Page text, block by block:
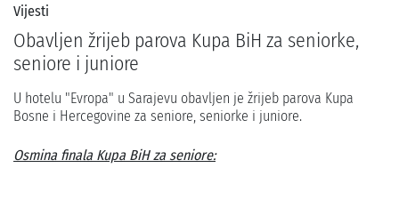
Vijesti
Obavljen žrijeb parova Kupa BiH za seniorke,
seniore i juniore
U hotelu "Evropa" u Sarajevu obavljen je žrijeb parova Kupa
Bosne i Hercegovine za seniore, seniorke i juniore.
Osmina finala Kupa BiH za seniore: